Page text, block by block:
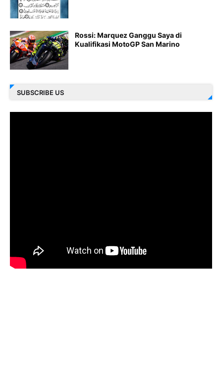
Rossi: Marquez Ganggu Saya di
Kualifikasi MotoGP San Marino
SUBSCRIBE US